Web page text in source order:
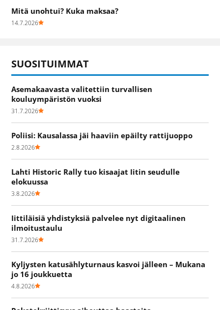
Mitä unohtui? Kuka maksaa?
14.7.2026
SUOSITUIMMAT
Asemakaavasta valitettiin turvallisen
kouluympäristön vuoksi
31.7.2026
Poliisi: Kausalassa jäi haaviin epäilty rattijuoppo
2.8.2026
Lahti Historic Rally tuo kisaajat Iitin seudulle
elokuussa
3.8.2026
Iittiläisiä yhdistyksiä palvelee nyt digitaalinen
ilmoitustaulu
31.7.2026
Kyljysten katusählyturnaus kasvoi jälleen – Mukana
jo 16 joukkuetta
4.8.2026